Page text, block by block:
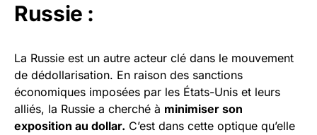
Russie :
La Russie est un autre acteur clé dans le mouvement
de dédollarisation. En raison des sanctions
économiques imposées par les États-Unis et leurs
alliés, la Russie a cherché à minimiser son
exposition au dollar. C’est dans cette optique qu’elle